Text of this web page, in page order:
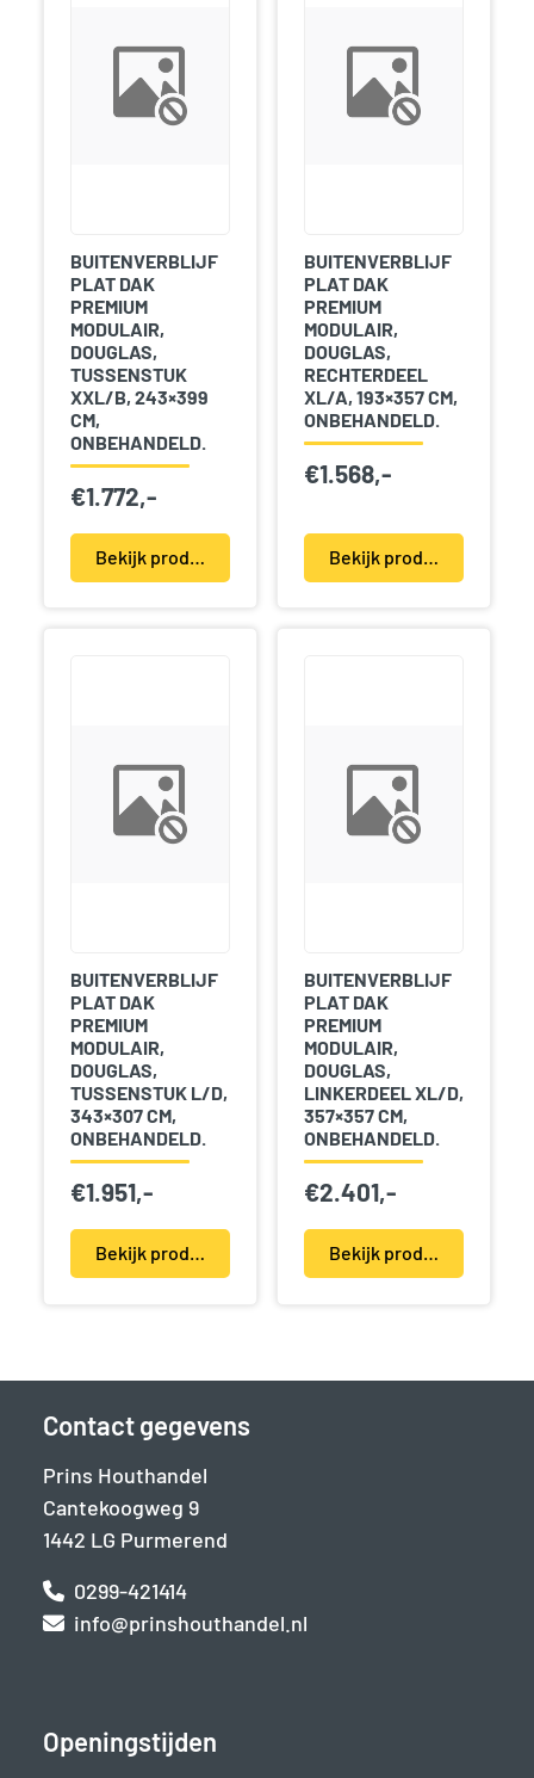
BUITENVERBLIJF
PLAT DAK
PREMIUM
MODULAIR,
DOUGLAS,
TUSSENSTUK
XXL/B, 243×399
CM,
ONBEHANDELD.
€1.772,-
Bekijk product(en)
BUITENVERBLIJF
PLAT DAK
PREMIUM
MODULAIR,
DOUGLAS,
RECHTERDEEL
XL/A, 193×357 CM,
ONBEHANDELD.
€1.568,-
Bekijk product(en)
BUITENVERBLIJF
PLAT DAK
PREMIUM
MODULAIR,
DOUGLAS,
TUSSENSTUK L/D,
343×307 CM,
ONBEHANDELD.
€1.951,-
Bekijk product(en)
BUITENVERBLIJF
PLAT DAK
PREMIUM
MODULAIR,
DOUGLAS,
LINKERDEEL XL/D,
357×357 CM,
ONBEHANDELD.
€2.401,-
Bekijk product(en)
Contact gegevens
Prins Houthandel
Cantekoogweg 9
1442 LG Purmerend
0299-421414
info@prinshouthandel.nl
Openingstijden